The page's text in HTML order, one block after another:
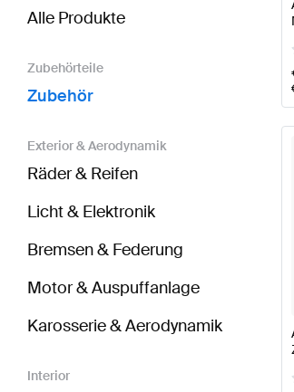
Alle Produkte
Zubehörteile
Zubehör
Exterior & Aerodynamik
Räder & Reifen
Licht & Elektronik
Bremsen & Federung
Motor & Auspuffanlage
Karosserie & Aerodynamik
Interior